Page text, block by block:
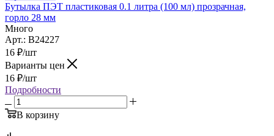
Бутылка ПЭТ пластиковая 0.1 литра (100 мл) прозрачная,
горло 28 мм
Много
Арт.: B24227
16 ₽/шт
Варианты цен
16 ₽/шт
Подробности
В корзину